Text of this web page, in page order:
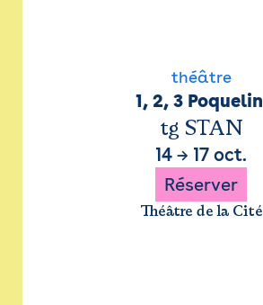
théâtre
1, 2, 3 Poquelin
tg STAN
14 → 17 oct.
Réserver
Théâtre de la Cité